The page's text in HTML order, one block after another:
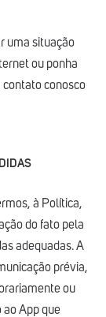
uma situação
ou ponha
contato conosco
à Política,
do fato pela
adequadas. A
prévia,
ou
App que